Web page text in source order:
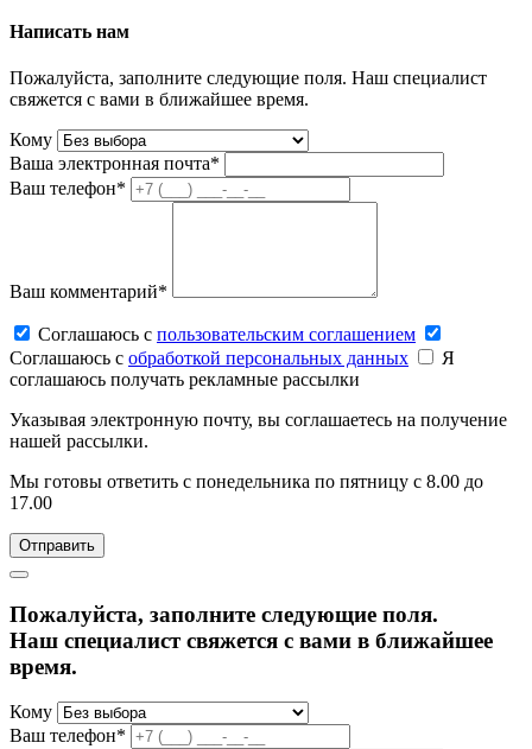
Написать нам
Пожалуйста, заполните следующие поля. Наш специалист
свяжется с вами в ближайшее время.
Кому
Ваша электронная почта*
Ваш телефон*
Ваш комментарий*
Соглашаюсь c пользовательским соглашением
Соглашаюсь c обработкой персональных данных
Я
соглашаюсь получать рекламные рассылки
Указывая электронную почту, вы соглашаетесь на получение
нашей рассылки.
Мы готовы ответить с понедельника по пятницу с 8.00 до
17.00
Пожалуйста, заполните следующие поля.
Наш специалист свяжется с вами в ближайшее
время.
Кому
Ваш телефон*